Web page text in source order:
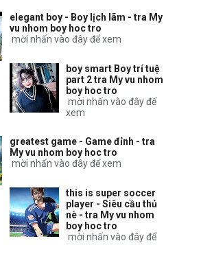
elegant boy - Boy lịch lãm - tra My
vu nhom boy hoc tro
mời nhấn vào đây để xem
boy smart Boy trí tuệ
part 2 tra My vu nhom
boy hoc tro
mời nhấn vào đây để
xem
greatest game - Game đỉnh - tra
My vu nhom boy hoc tro
mời nhấn vào đây để xem
this is super soccer
player - Siêu cầu thủ
nè - tra My vu nhom
boy hoc tro
mời nhấn vào đây để